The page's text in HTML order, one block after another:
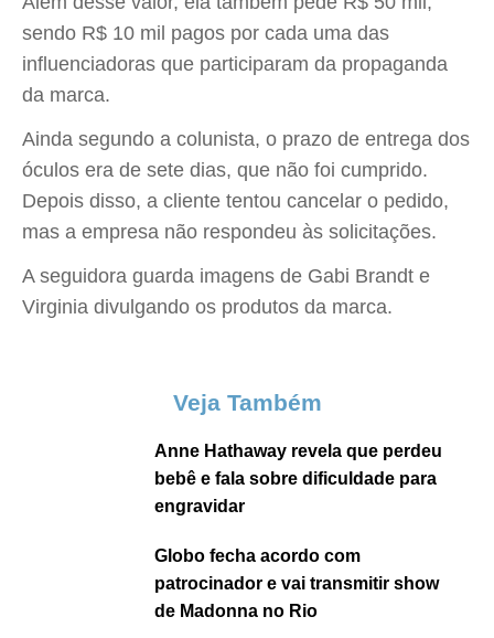
sendo R$ 10 mil pagos por cada uma das
influenciadoras que participaram da propaganda
da marca.
Ainda segundo a colunista, o prazo de entrega dos
óculos era de sete dias, que não foi cumprido.
Depois disso, a cliente tentou cancelar o pedido,
mas a empresa não respondeu às solicitações.
A seguidora guarda imagens de Gabi Brandt e
Virginia divulgando os produtos da marca.
Veja Também
Anne Hathaway revela que perdeu
bebê e fala sobre dificuldade para
engravidar
Globo fecha acordo com
patrocinador e vai transmitir show
de Madonna no Rio